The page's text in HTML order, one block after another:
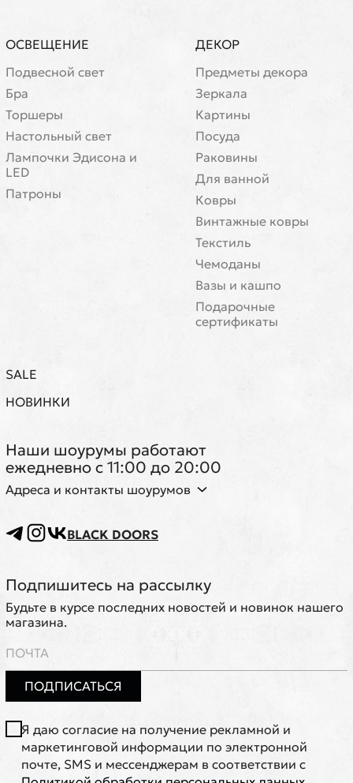
ОСВЕЩЕНИЕ
Подвесной свет
Бра
Торшеры
Настольный свет
Лампочки Эдисона и
LED
Патроны
ДЕКОР
Предметы декора
Зеркала
Картины
Посуда
Раковины
Для ванной
Ковры
Винтажные ковры
Текстиль
Чемоданы
Вазы и кашпо
Подарочные
сертификаты
SALE
НОВИНКИ
Наши шоурумы работают
ежедневно с 11:00 до 20:00
Адреса и контакты шоурумов
BLACK DOORS
Подпишитесь на рассылку
Будьте в курсе последних новостей и новинок нашего
магазина.
ПОДПИСАТЬСЯ
Я даю согласие на получение рекламной и
маркетинговой информации по электронной
почте, SMS и мессенджерам в соответствии с